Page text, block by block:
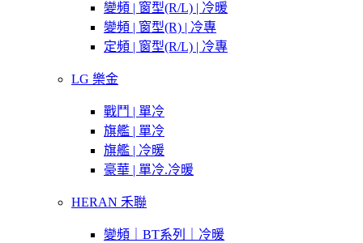
變頻 | 窗型(R/L) | 冷暖
變頻 | 窗型(R) | 冷專
定頻 | 窗型(R/L) | 冷專
LG 樂金
戰鬥 | 單冷
旗艦 | 單冷
旗艦 | 冷暖
豪華 | 單冷.冷暖
HERAN 禾聯
變頻｜BT系列｜冷暖